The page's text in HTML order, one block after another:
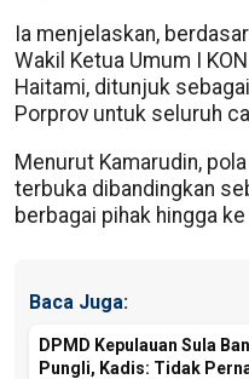
Ia menjelaskan,
Wakil Ketua Umum I
Haitami, ditunjuk
Porprov untuk seluruh
Menurut Kamarudin,
terbuka dibandingkan
berbagai pihak hingga
Baca Juga:
DPMD Kepulauan Sula
Pungli, Kadis: Tidak